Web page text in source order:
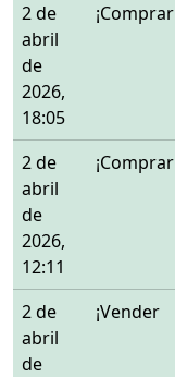
2 de
abril
de
2026,
18:05
¡Comprar
2 de
abril
de
2026,
12:11
¡Comprar
2 de
abril
de
¡Vender